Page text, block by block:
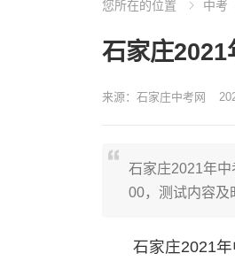
您所在的位置 中考
石家庄2021
来源： 石家庄中考网
石家庄2021年
00，测试内容及
石家庄2021年中